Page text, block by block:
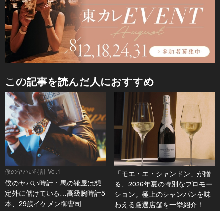
この記事を読んだ人におすすめ
僕のヤバい時計 Vol.1
僕のヤバい時計：馬の靴屋は想
定外に儲けている…高級腕時計5
本、29歳イケメン御曹司
「モエ・エ・シャンドン」が贈
る、2026年夏の特別なプロモー
ション。極上のシャンパンを味
わえる厳選店舗を一挙紹介！